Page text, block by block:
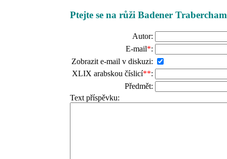
Ptejte se na růži Badener
Autor:
E-mail*:
Zobrazit e-mail v diskuzi:
XLIX arabskou číslicí**:
Předmět:
Text příspěvku: